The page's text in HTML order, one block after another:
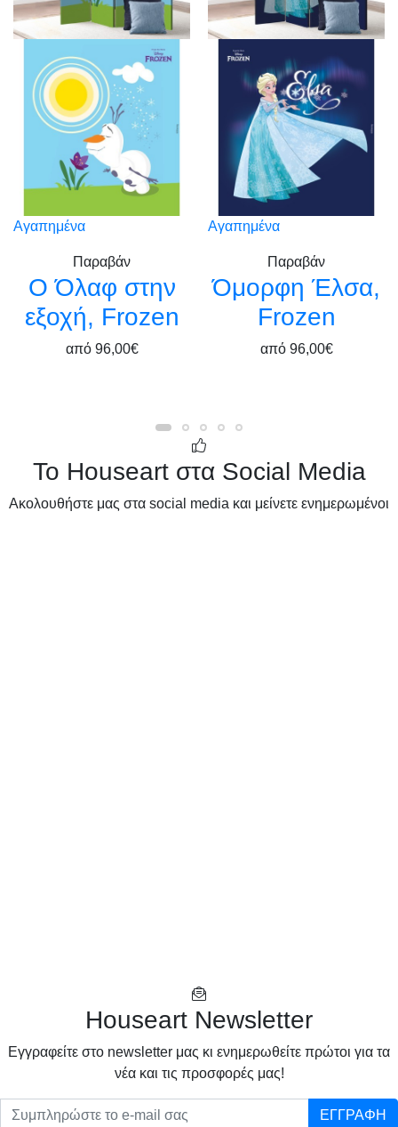
Αγαπημένα
Παραβάν
Ο Όλαφ στην
εξοχή, Frozen
από 96,00€
Αγαπημένα
Παραβάν
Όμορφη Έλσα,
Frozen
από 96,00€
Το Houseart στα Social Media
Ακολουθήστε μας στα social media και μείνετε ενημερωμένοι
Houseart Newsletter
Eγγραφείτε στο newsletter μας κι ενημερωθείτε πρώτοι για τα
νέα και τις προσφορές μας!
ΕΓΓΡΑΦΗ